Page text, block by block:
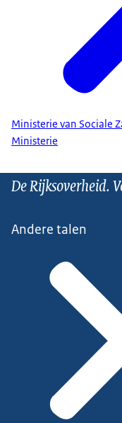
Ministerie van Sociale
Ministerie
De Rijksoverheid.
Andere talen